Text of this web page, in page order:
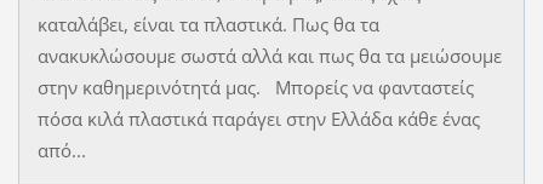
καταλάβει, είναι τα πλαστικά. Πως θα τα
ανακυκλώσουμε σωστά αλλά και πως θα τα μειώσουμε
στην καθημερινότητά μας. Μπορείς να φανταστείς
πόσα κιλά πλαστικά παράγει στην Ελλάδα κάθε ένας
από...